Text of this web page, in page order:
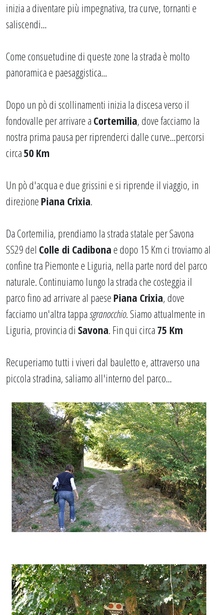
inizia a diventare più impegnativa, tra curve, tornanti e
saliscendi...
Come consuetudine di queste zone la strada è molto
panoramica e paesaggistica...
Dopo un pò di scollinamenti inizia la discesa verso il
fondovalle per arrivare a Cortemilia, dove facciamo la
nostra prima pausa per riprenderci dalle curve...percorsi
circa50 Km
Un pò d'acqua e due grissini e si riprende il viaggio, in
direzione Piana Crixia.
Da Cortemilia, prendiamo la strada statale per Savona
SS29 del Colle di Cadibona e dopo 15 Km ci troviamo al
confine tra Piemonte e Liguria, nella parte nord del parco
naturale. Continuiamo lungo la strada che costeggia il
parco fino ad arrivare al paese Piana Crixia, dove
facciamo un'altra tappasgranocchio. Siamo attualmente in
Liguria, provincia di Savona. Fin qui circa 75 Km
Recuperiamo tutti i viveri dal bauletto e, attraverso una
piccola stradina, saliamo all'interno del parco...